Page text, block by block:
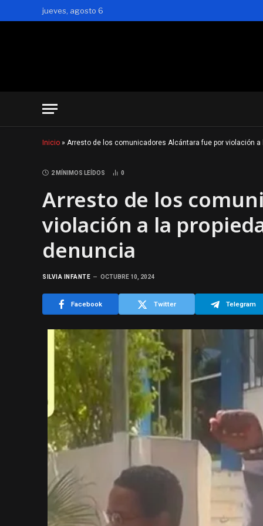
jueves, agosto 6
Inicio » Arresto de los comunicadores Alcántara fue por violación a
2 MÍNIMOS LEÍDOS 0
Arresto de los
violación a la
denuncia
SILVIA INFANTE OCTUBRE 10, 2024
Facebook Twitter Telegram